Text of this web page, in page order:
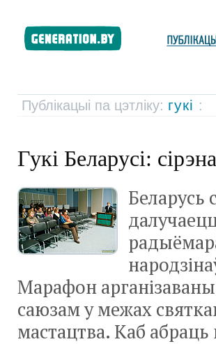
Публікацыі па цэтліку: гукі :
Гукі Беларусі:
Марафон
саюзам у межах
мастацтва. Каб